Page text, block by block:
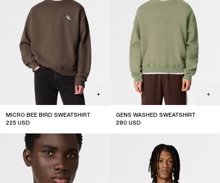
MICRO BEE BIRD SWEATSHIRT
225 USD
GENS WASHED SWEATSHIRT
280 USD